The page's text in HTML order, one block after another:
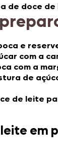
de doce
e
com a
com a
de
de leite
em